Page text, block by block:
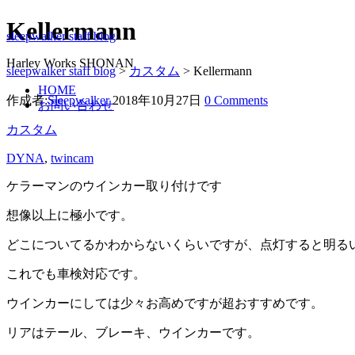
sleepwalker staff blog
Harley Works SHONAN
HOME
お問い合わせ
Kellermann
sleepwalker staff blog> カスタム > Kellermann
作成者:Sleepwalker 2018年10月27日 0 Comments
カスタム
DYNA, twincam
ケラーマンのウインカー取り付けです
想像以上に極小です。
どこについてるかわからないくらいですが、点灯すると明る
これでも車検対応です。
ウインカーにしては少々お高めですが超おすすめです。
リアはテール、ブレーキ、ウインカーです。